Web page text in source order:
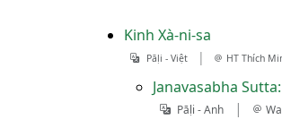
Kinh Xà-ni-sa
Pāḷi - Việt | HT Thích
Janavasabha
Pāḷi - Anh |